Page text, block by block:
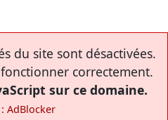
du site sont désactivées.
correctement.
sur ce domaine.
AdBlocker